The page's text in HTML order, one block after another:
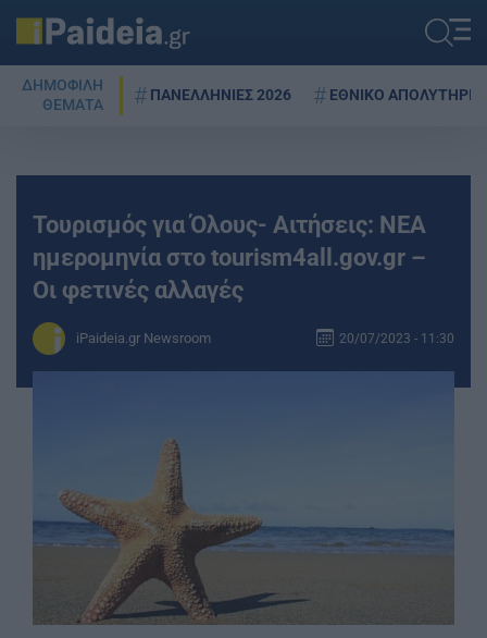
ΔΗΜΟΦΙΛΗ
ΘΕΜΑΤΑ
ΠΑΝΕΛΛΗΝΙΕΣ 2026 ΕΘΝΙΚΟ ΑΠΟΛΥΤΗΡΙΟ
Τουρισμός για Όλους- Αιτήσεις: ΝΕΑ
ημερομηνία στο tourism4all.gov.gr –
Οι φετινές αλλαγές
iPaideia.gr Newsroom 20/07/2023 - 11:30